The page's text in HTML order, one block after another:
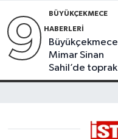
9 BÜYÜKÇEKMECE
HABERLERI
Büyükçekmece
Mimar Sinan
Sahil’de toprak
kayması